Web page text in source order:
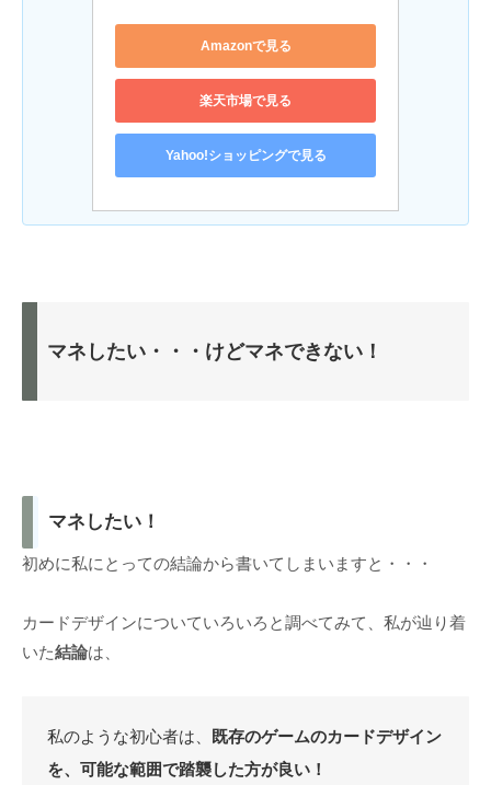
Amazonで見る
楽天市場で見る
Yahoo!ショッピングで見る
マネしたい・・・けどマネできない！
マネしたい！
初めに私にとっての結論から書いてしまいますと・・・
カードデザインについていろいろと調べてみて、私が辿り着
いた結論は、
私のような初心者は、
既存のゲームのカードデザイン
を、可能な範囲で踏襲した方が良い！